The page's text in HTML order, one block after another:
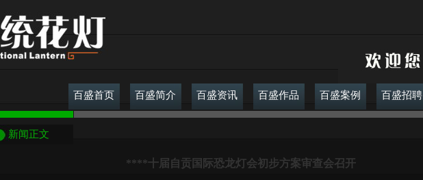
百盛首页 百盛简介 百盛资讯 百盛作品 百盛案例 百盛招聘
新闻正文
****十届自贡国际恐龙灯会初步方案审查会召开